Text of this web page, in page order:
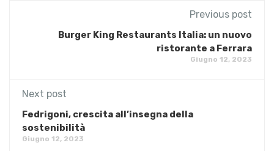
Previous post
​Burger King Restaurants Italia: un nuovo
ristorante a Ferrara
Giugno 12, 2023
Next post
Fedrigoni, crescita all’insegna della
sostenibilità
Giugno 12, 2023